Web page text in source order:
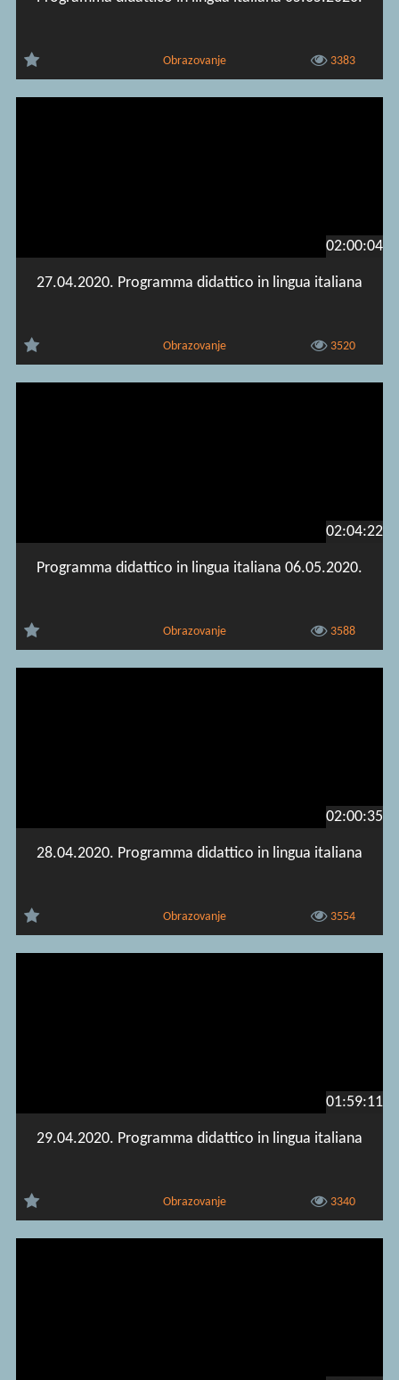
Obrazovanje 3383
02:00:04
27.04.2020. Programma didattico in lingua italiana
Obrazovanje 3520
02:04:22
Programma didattico in lingua italiana 06.05.2020.
Obrazovanje 3588
02:00:35
28.04.2020. Programma didattico in lingua italiana
Obrazovanje 3554
01:59:11
29.04.2020. Programma didattico in lingua italiana
Obrazovanje 3340